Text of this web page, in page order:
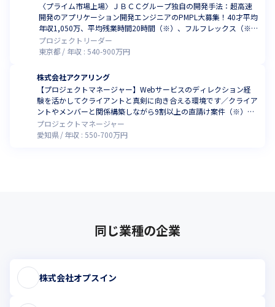
〈プライム市場上場〉ＪＢＣＣグループ独自の開発手法：超高速
開発のアプリケーション開発エンジニアのPMPL大募集！40才平均
年収1,050万、平均残業時間20時間（※）、フルフレックス（※2
024年1月時点）
プロジェクトリーダー
東京都
年収 : 540-900万円
株式会社アクアリング
【プロジェクトマネージャー】Webサービスのディレクション経
験を活かしてクライアントと真剣に向き合える環境です／クライア
ントやメンバーと関係構築しながら9割以上の直請け案件（※）を
リードしませんか（※2024年2月時点）
プロジェクトマネージャー
愛知県
年収 :550-700万円
同じ業種の企業
株式会社オプスイン